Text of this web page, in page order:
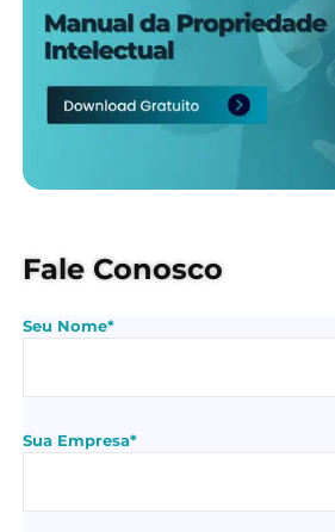
Fale Conosco
Seu Nome*
Sua Empresa*